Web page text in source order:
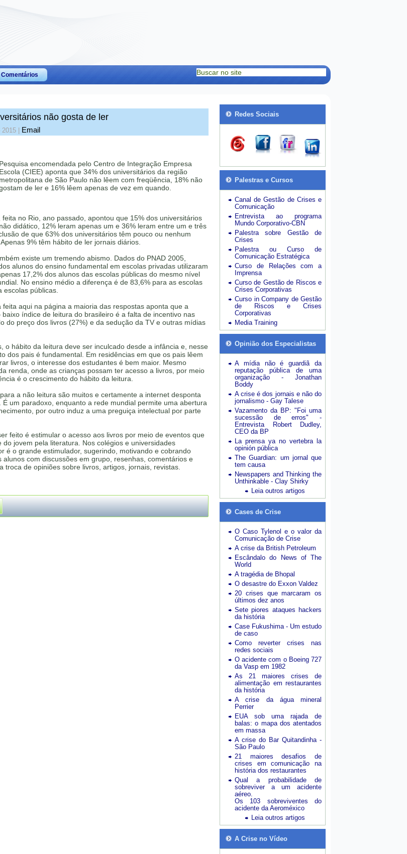
Comentários
não gosta de ler
2015 Email
Pesquisa encomendada pelo Centro de Integração Empresa
Escola (CIEE) aponta que 34% dos universitários da região
metropolitana de São Paulo não lêem com freqüência, 18% não
de ler e 16% lêem apenas de vez em quando.
feita no Rio, ano passado, apontou que 15% dos universitários
didático, 12% leram apenas um e 36% leram entre um e três
de que 63% dos universitários têm pouco ou nenhum
9% têm hábito de ler jornais diários.
existe um tremendo abismo. Dados do PNAD 2005,
alunos do ensino fundamental em escolas privadas utilizaram
17,2% dos alunos das escolas públicas do mesmo nível
No ensino médio a diferença é de 83,6% para as escolas
escolas públicas.
feita aqui na página a maioria das respostas aponta que a
baixo índice de leitura do brasileiro é a falta de incentivo nas
do preço dos livros (27%) e da sedução da TV e outras mídias
o hábito da leitura deve ser inculcado desde a infância e, nesse
dos pais é fundamental. Em residências em que os pais lêem
livros, o interesse dos estudantes é bem maior. Mesmo
renda, onde as crianças possam ter acesso a livros, por meio
é o crescimento do hábito da leitura.
a não leitura são muitos e certamente a internet desponta
É um paradoxo, enquanto a rede mundial permite uma abertura
por outro induz a uma preguiça intelectual por parte
feito é estimular o acesso aos livros por meio de eventos que
do jovem pela literatura. Nos colégios e universidades
é o grande estimulador, sugerindo, motivando e cobrando
alunos com discussões em grupo, resenhas, comentários e
troca de opiniões sobre livros, artigos, jornais, revistas.
Redes Sociais
Palestras e Cursos
Canal de Gestão de Crises e
Comunicação
Entrevista ao programa
Mundo Corporativo-CBN
Palestra sobre Gestão de
Crises
Palestra ou Curso de
Comunicação Estratégica
Curso de Relações com a
Imprensa
Curso de Gestão de Riscos e
Crises Corporativas
Curso in Company de Gestão
de Riscos e Crises
Corporativas
Media Training
Opinião dos Especialistas
A mídia não é guardiã da
reputação pública de uma
organização - Jonathan
Boddy
A crise é dos jornais e não do
jornalismo - Gay Talese
Vazamento da BP: "Foi uma
sucessão de erros" -
Entrevista Robert Dudley,
CEO da BP
La prensa ya no vertebra la
opinión pública
The Guardian: um jornal que
tem causa
Newspapers and Thinking the
Unthinkable - Clay Shirky
Leia outros artigos
Cases de Crise
O Caso Tylenol e o valor da
Comunicação de Crise
A crise da British Petroleum
Escândalo do News of The
World
A tragédia de Bhopal
O desastre do Exxon Valdez
20 crises que marcaram os
últimos dez anos
Sete piores ataques hackers
da história
Case Fukushima - Um estudo
de caso
Como reverter crises nas
redes sociais
O acidente com o Boeing 727
da Vasp em 1982
As 21 maiores crises de
alimentação em restaurantes
da história
A crise da água mineral
Perrier
EUA sob uma rajada de
balas: o mapa dos atentados
em massa
A crise do Bar Quitandinha -
São Paulo
21 maiores desafios de
crises em comunicação na
história dos restaurantes
Qual a probabilidade de
sobreviver a um acidente
aéreo.
Os 103 sobreviventes do
acidente da Aeroméxico
Leia outros artigos
A Crise no Vídeo